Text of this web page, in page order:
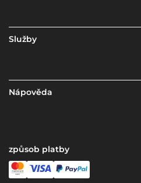
Služby
Nápověda
způsob platby